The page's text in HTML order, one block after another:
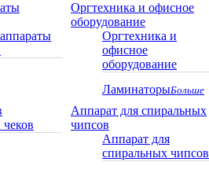
Оргтехника и офисное
оборудование
Оргтехника и
офисное
оборудование
ЛаминаторыБольше
Аппарат для спиральных
чипсов
Аппарат для
спиральных чипсов